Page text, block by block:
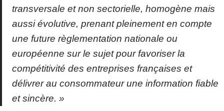
transversale et non sectorielle, homogène mais
aussi évolutive, prenant pleinement en compte
une future règlementation nationale ou
européenne sur le sujet pour favoriser la
compétitivité des entreprises françaises et
délivrer au consommateur une information fiable
et sincère. »